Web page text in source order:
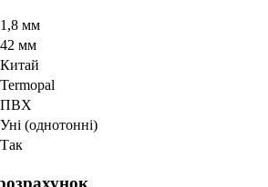
1,8 мм
42 мм
Китай
Termopal
ПВХ
Уні (однотонні)
Так